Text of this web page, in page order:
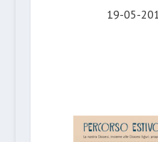
19-05-